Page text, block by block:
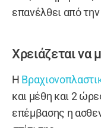
επανέλθει από
Χρειάζεται να
Η
και μέθη και 2
επέμβασης η